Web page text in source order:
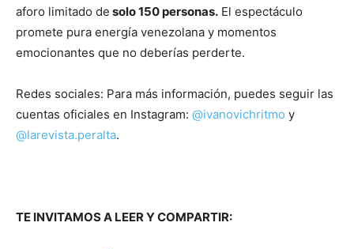
aforo limitado de solo 150 personas. El espectáculo
promete pura energía venezolana y momentos
emocionantes que no deberías perderte.
Redes sociales: Para más información, puedes seguir las
cuentas oficiales en Instagram: @ivanovichritmo y
@larevista.peralta.
TE INVITAMOS A LEER Y COMPARTIR: